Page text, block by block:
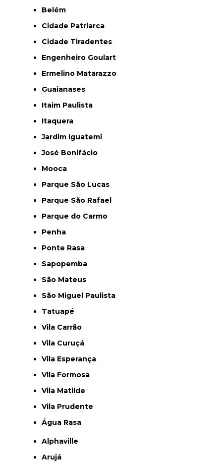
Belém
Cidade Patriarca
Cidade Tiradentes
Engenheiro Goulart
Ermelino Matarazzo
Guaianases
Itaim Paulista
Itaquera
Jardim Iguatemi
José Bonifácio
Mooca
Parque São Lucas
Parque São Rafael
Parque do Carmo
Penha
Ponte Rasa
Sapopemba
São Mateus
São Miguel Paulista
Tatuapé
Vila Carrão
Vila Curuçá
Vila Esperança
Vila Formosa
Vila Matilde
Vila Prudente
Água Rasa
Alphaville
Arujá